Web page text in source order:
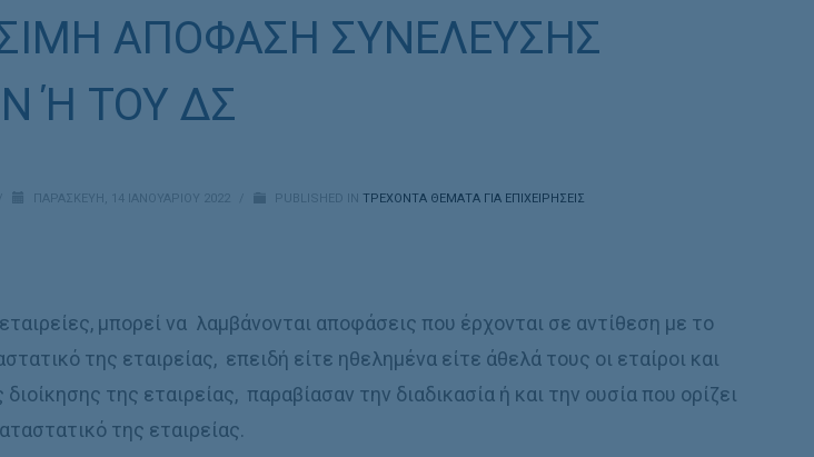
ΑΠΟΦΑΣΗ ΣΥΝΕΛΕΥΣΗΣ
Ή ΤΟΥ ΔΣ
ΠΑΡΑΣΚΕΥΉ, 14 ΙΑΝΟΥΑΡΊΟΥ 2022 PUBLISHED INΤΡΕΧΟΝΤΑ ΘΕΜΑΤΑ ΓΙΑ ΕΠΙΧΕΙΡΗΣΕΙΣ
μπορεί να λαμβάνονται αποφάσεις που έρχονται σε αντίθεση με το
της εταιρείας, επειδή είτε ηθελημένα είτε άθελά τους οι εταίροι και
της εταιρείας, παραβίασαν την διαδικασία ή και την ουσία που ορίζει
της εταιρείας.